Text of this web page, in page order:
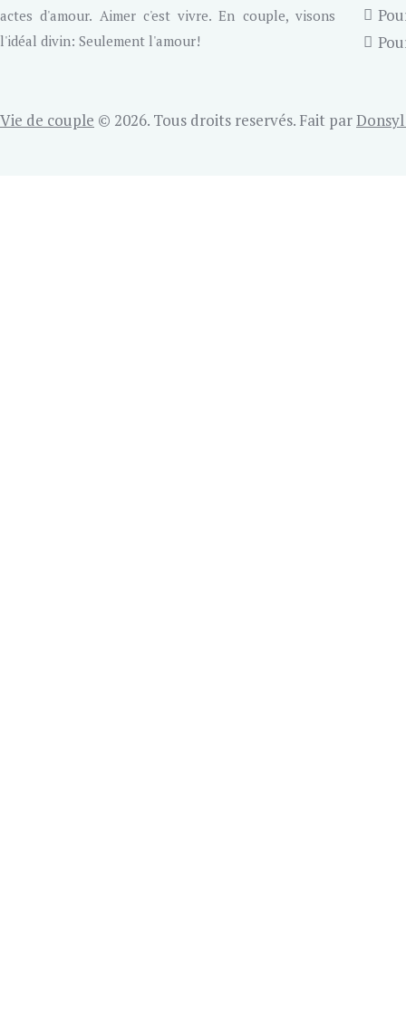
actes d'amour. Aimer c'est vivre. En couple, visons
l'idéal divin: Seulement l'amour!
Vie de couple © 2026. Tous droits reservés. Fait par